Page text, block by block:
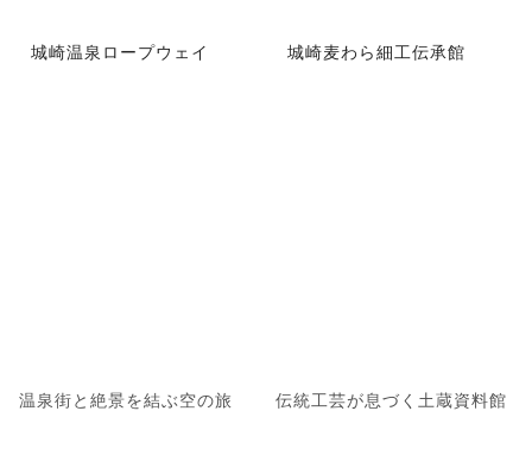
城崎温泉ロープウェイ
温泉街と絶景を結ぶ空の旅
城崎麦わら細工伝承館
伝統工芸が息づく土蔵資料館